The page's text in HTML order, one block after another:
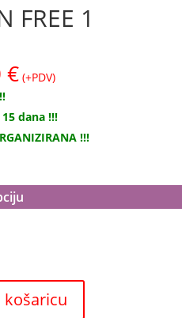
FREE 1
€Raspon
cijena:
od
29,00 €
do
(+PDV)
15 dana !!!
!!!
košaricu